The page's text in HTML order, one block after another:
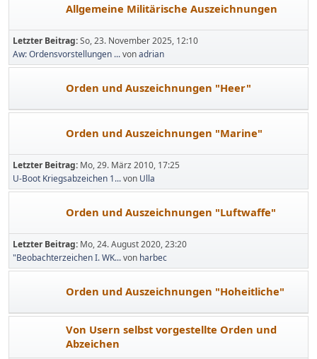
Allgemeine Militärische Auszeichnungen
Letzter Beitrag:So, 23. November 2025, 12:10
Aw: Ordensvorstellungen ...vonadrian
Orden und Auszeichnungen "Heer"
Orden und Auszeichnungen "Marine"
Letzter Beitrag: Mo, 29. März 2010, 17:25
U-Boot Kriegsabzeichen 1...von Ulla
Orden und Auszeichnungen "Luftwaffe"
Letzter Beitrag: Mo, 24. August 2020, 23:20
"Beobachterzeichen I. WK...von harbec
Orden und Auszeichnungen "Hoheitliche"
Von Usern selbst vorgestellte Orden und
Abzeichen